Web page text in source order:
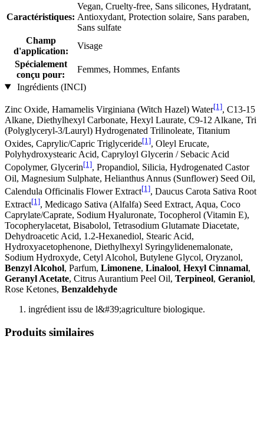
Caractéristiques:
Vegan, Cruelty-free, Sans silicones, Hydratant,
Antioxydant, Protection solaire, Sans paraben,
Sans sulfate
Champ
d'application:
Visage
Spécialement
conçu pour:
Femmes, Hommes, Enfants
Ingrédients (INCI)
Zinc Oxide, Hamamelis Virginiana (Witch Hazel) Water[1], C13‐15
Alkane, Diethylhexyl Carbonate, Hexyl Laurate, C9-12 Alkane, Tri
(Polyglyceryl-3/Lauryl) Hydrogenated Trilinoleate, Titanium
Oxides, Caprylic/Capric Triglyceride[1], Oleyl Erucate,
Polyhydroxystearic Acid, Capryloyl Glycerin / Sebacic Acid
Copolymer, Glycerin[1], Propandiol, Silicia, Hydrogenated Castor
Oil, Magnesium Sulphate, Helianthus Annus (Sunflower) Seed Oil,
Calendula Officinalis Flower Extract[1], Daucus Carota Sativa Root
Extract[1], Medicago Sativa (Alfalfa) Seed Extract, Aqua, Coco
Caprylate/Caprate, Sodium Hyaluronate, Tocopherol (Vitamin E),
Tocopherylacetat, Bisabolol, Tetrasodium Glutamate Diacetate,
Dehydroacetic Acid, 1.2-Hexanediol, Stearic Acid,
Hydroxyacetophenone, Diethylhexyl Syringylidenemalonate,
Sodium Hydroxyde, Cetyl Alcohol, Butylene Glycol, Oryzanol,
Benzyl Alcohol, Parfum, Limonene, Linalool, Hexyl Cinnamal,
Geranyl Acetate, Citrus Aurantium Peel Oil, Terpineol, Geraniol,
Rose Ketones, Benzaldehyde
ingrédient issu de l&#39;agriculture biologique.
Produits similaires